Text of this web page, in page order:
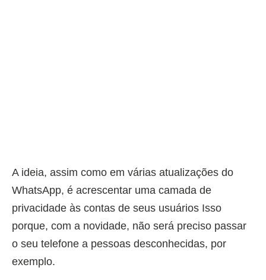
A ideia, assim como em várias atualizações do
WhatsApp, é acrescentar uma camada de
privacidade às contas de seus usuários Isso
porque, com a novidade, não será preciso passar
o seu telefone a pessoas desconhecidas, por
exemplo.